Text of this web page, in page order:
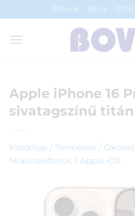
to
content
Rólunk Blog GYIK
Apple iPhone 16
sivatagszínű titán
Kezdőlap / Termékek /
Mobiltelefonok / Apple iOS